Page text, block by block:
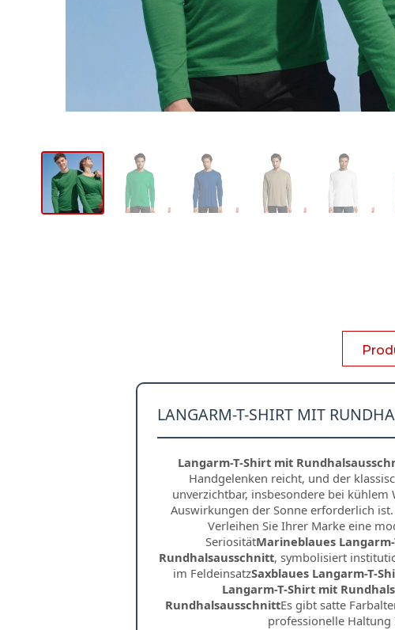
LANGARM-T-SHIRT MIT
Langarm-T-Shirt mit
Handgelenken reicht, und der
unverzichtbar, insbesondere bei
Auswirkungen der Sonne erforderlich
Verleihen Sie Ihrer Marke eine
SeriositätMarineblaues
Rundhalsausschnitt, symbolisiert
im FeldeinsatzSaxblaues Langarm-T-
Langarm-T-Shirt mit
RundhalsausschnittEs gibt satte
professionelle Haltung